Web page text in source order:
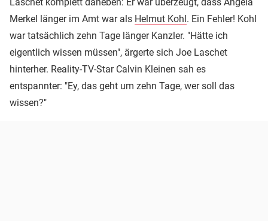
Merkel länger im Amt war als Helmut Kohl. Ein Fehler! Kohl
war tatsächlich zehn Tage länger Kanzler. "Hätte ich
eigentlich wissen müssen", ärgerte sich Joe Laschet
hinterher. Reality-TV-Star Calvin Kleinen sah es
entspannter: "Ey, das geht um zehn Tage, wer soll das
wissen?"